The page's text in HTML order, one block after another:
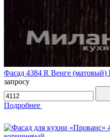
Фасад 4384 R Венге (матовый)
запросу
Подробнее